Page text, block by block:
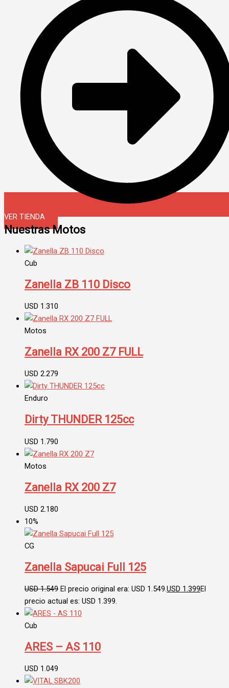
VER TIENDA
Nuestras Motos
Cub
Zanella ZB 110 Disco
USD 1.310
Motos
Zanella RX 200 Z7 FULL
USD 2.279
Enduro
Dirty THUNDER 125cc
USD 1.790
Motos
Zanella RX 200 Z7
USD 2.180
10%
CG
Zanella Sapucai Full 125
USD1.549 El precio original era: USD 1.549.USD 1.399El
precio actual es: USD 1.399.
Cub
ARES – AS 110
USD 1.049